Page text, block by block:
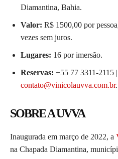
Diamantina, Bahia.
Valor: R$ 1500,00 por
vezes sem juros.
Lugares: 16 por imersão.
Reservas: +55 77 3311-2115 |
contato@vinicolauvva.com.br.
SOBRE A UVVA
Inaugurada em março de 2022, a
na Chapada Diamantina,